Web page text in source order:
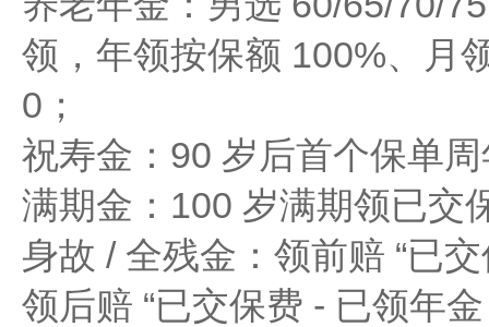
领，年领按保额 100%、月
0；
祝寿金：90 岁后首个保单
满期金：100 岁满期领已交
身故 / 全残金：领前赔 “已
领后赔 “已交保费 - 已领年